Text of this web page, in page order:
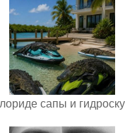
сапы и